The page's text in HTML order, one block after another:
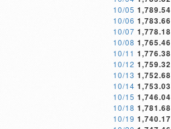
10/05 1,789.54
10/06 1,783.66
10/07 1,778.18
10/08 1,765.46
10/11 1,776.38
10/12 1,759.32
10/13 1,752.68
10/14 1,753.03
10/15 1,746.04
10/18 1,781.68
10/19 1,740.17